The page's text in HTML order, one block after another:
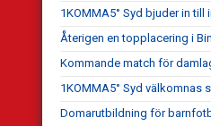
1KOMMA5° Syd bjuder in
Återigen en topplacering i
Kommande match för
1KOMMA5° Syd välkomnas
Domarutbildning för